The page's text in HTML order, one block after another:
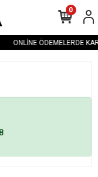
ONLİNE ÖDEMELERDE
0